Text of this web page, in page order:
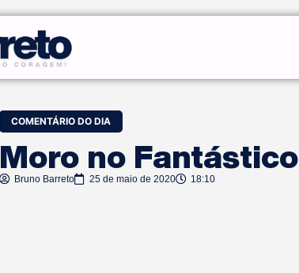
COMENTÁRIO DO DIA
Moro no Fantástico
Bruno Barreto 25 de maio de 2020 18:10